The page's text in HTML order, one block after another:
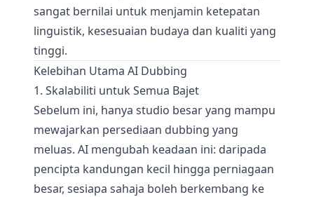
sangat bernilai untuk menjamin ketepatan
linguistik, kesesuaian budaya dan kualiti yang
tinggi.
Kelebihan Utama AI Dubbing
1. Skalabiliti untuk Semua Bajet
Sebelum ini, hanya studio besar yang mampu
mewajarkan persediaan dubbing yang
meluas. AI mengubah keadaan ini: daripada
pencipta kandungan kecil hingga perniagaan
besar, sesiapa sahaja boleh berkembang ke